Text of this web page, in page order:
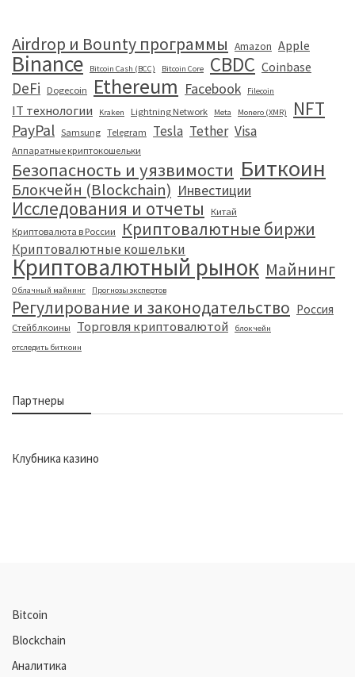
Airdrop и Bounty программы Amazon Apple
Binance Bitcoin Cash (BCC) Bitcoin Core CBDC Coinbase
DeFi Dogecoin Ethereum Facebook Filecoin
IT технологии Kraken Lightning Network Meta Monero (XMR) NFT
PayPal Samsung Telegram Tesla Tether Visa
Аппаратные криптокошельки
Безопасность и уязвимости Биткоин
Блокчейн (Blockchain) Инвестиции
Исследования и отчеты
Китай
Криптовалюта в России
Криптовалютные биржи
Криптовалютные кошельки
Криптовалютный рынок Майнинг
Облачный майнинг Прогнозы экспертов
Регулирование и законодательство Россия
Стейблкоины Торговля криптовалютой
блокчейн
отследить биткоин
Партнеры
Клубника казино
Bitcoin
Blockchain
Аналитика